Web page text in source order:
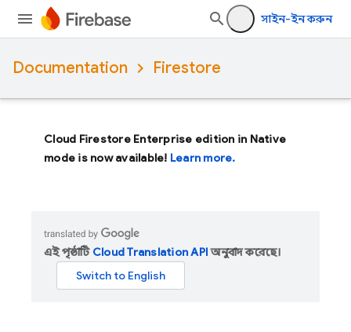
সাইন-ইন করুন
Documentation Firestore
Cloud Firestore Enterprise edition in Native
mode is now available! Learn more.
এই পৃষ্ঠাটি Cloud Translation APIঅনুবাদ করেছে।